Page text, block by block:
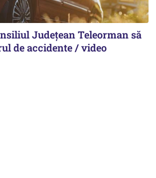
Județean Teleorman să
de accidente / video